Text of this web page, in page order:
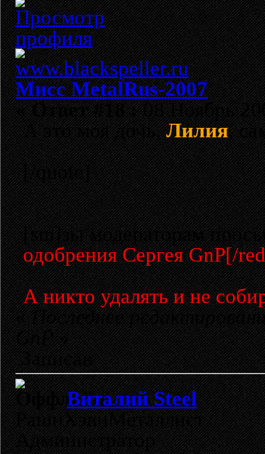
Мисс MetalRus-2007
«Ответ #18 :08 Ноябрь
А это моя дочь,Лилия,
[/quote]
[sm]зы модераторам
одобрения Сергея GnP[/red
А никто удалять и не
«Последнее
GnP»
Записан
Виталий Steel
РашнХэвиМеталлист
Администратор